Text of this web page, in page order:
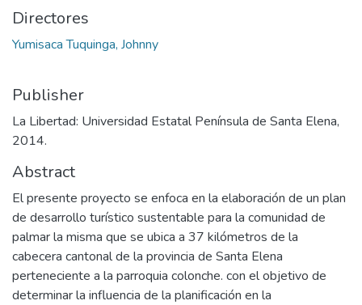
Directores
Yumisaca Tuquinga, Johnny
Publisher
La Libertad: Universidad Estatal Península de Santa Elena,
2014.
Abstract
El presente proyecto se enfoca en la elaboración de un plan
de desarrollo turístico sustentable para la comunidad de
palmar la misma que se ubica a 37 kilómetros de la
cabecera cantonal de la provincia de Santa Elena
perteneciente a la parroquia colonche. con el objetivo de
determinar la influencia de la planificación en la